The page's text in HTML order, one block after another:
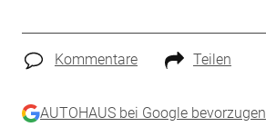
Kommentare Teilen
AUTOHAUS bei Google bevorzugen